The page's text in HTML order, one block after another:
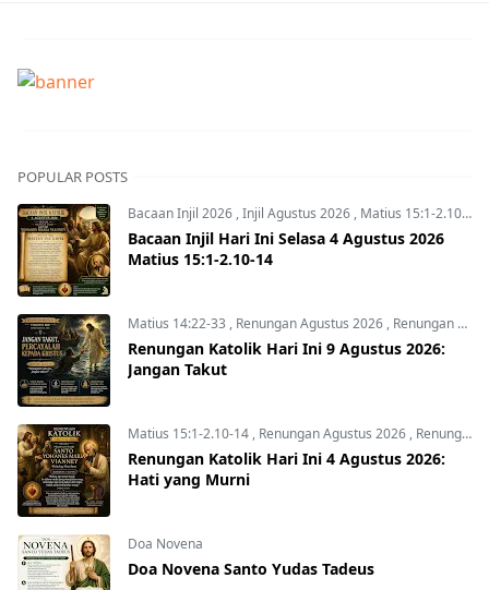
POPULAR POSTS
Bacaan Injil 2026 ,Injil Agustus 2026 , Matius 15:1-2.10-14
Bacaan Injil Hari Ini Selasa 4 Agustus 2026
Matius 15:1-2.10-14
Matius 14:22-33 , Renungan Agustus 2026 , Renungan Hari Ini
Renungan Katolik Hari Ini 9 Agustus 2026:
Jangan Takut
Matius 15:1-2.10-14 , Renungan Agustus 2026 , Renungan Hari Ini
Renungan Katolik Hari Ini 4 Agustus 2026:
Hati yang Murni
Doa Novena
Doa Novena Santo Yudas Tadeus